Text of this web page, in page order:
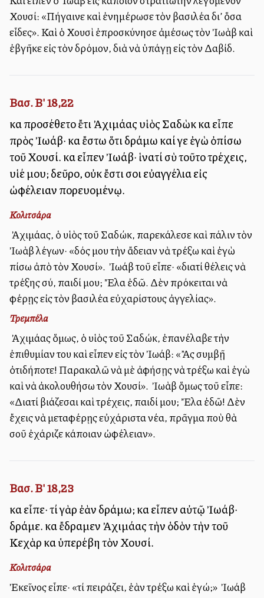
Χουσί: «Πήγαινε καὶ ἐνημέρωσε τὸν βασιλέα δι’ ὅσα
εἶδες». Καὶ ὁ Χουσὶ ἐπροσκύνησε ἀμέσως τὸν Ἰωὰβ καὶ
ἐβγῆκε εἰς τὸν δρόμον, διὰ νὰ ὑπάγῃ εἰς τὸν Δαβίδ.
Βασ. Β' 18,22
καὶ προσέθετο ἔτι Ἀχιμάας υἱὸς Σαδὼκ καὶ εἶπε
πρὸς Ἰωάβ· καὶ ἔστω ὅτι δράμω καί γε ἐγὼ ὀπίσω
τοῦ Χουσί. καὶ εἶπεν Ἰωάβ· ἱνατί σὺ τοῦτο τρέχεις,
υἱέ μου; δεῦρο, οὐκ ἔστι σοι εὐαγγέλια εἰς
ὠφέλειαν πορευομένῳ.
Κολιτσάρα
Ὁ Ἀχιμάας, ὁ υἱὸς τοῦ Σαδώκ, παρεκάλεσε καὶ πάλιν τὸν
Ἰωὰβ λέγων· «δός μου τὴν ἄδειαν νὰ τρέξω καὶ ἐγὼ
πίσω ἀπὸ τὸν Χουσί». Ὁ Ἰωάβ τοῦ εἶπε· «διατί θέλεις νὰ
τρέξης σύ, παιδί μου; Ἔλα ἐδῶ. Δὲν πρόκειται νὰ
φέρῃς εἰς τὸν βασιλέα εὐχαρίστους ἀγγελίας».
Τρεμπέλα
Ὁ Ἀχιμάας ὅμως, ὁ υἱὸς τοῦ Σαδώκ, ἐπανέλαβε τὴν
ἐπιθυμίαν του καὶ εἶπεν εἰς τὸν Ἰωάβ: «Ἂς συμβῇ
ὀτιδήποτε! Παρακαλῶ νὰ μὲ ἀφήσῃς νὰ τρέξω καὶ ἐγὼ
καὶ νὰ ἀκολουθήσω τὸν Χουσί». Ὁ Ἰωὰβ ὅμως τοῦ εἶπε:
«Διατί βιάζεσαι καὶ τρέχεις, παιδί μου; Ἔλα ἐδῶ! Δὲν
ἔχεις νὰ μεταφέρῃς εὐχάριστα νέα, πρᾶγμα ποὺ θὰ
σοῦ ἐχάριζε κάποιαν ὠφέλειαν».
Βασ. Β' 18,23
καὶ εἶπε· τί γὰρ ἐὰν δράμω; καὶ εἶπεν αὐτῷ Ἰωάβ·
δράμε. καὶ ἔδραμεν Ἀχιμάας τὴν ὁδὸν τὴν τοῦ
Κεχὰρ καὶ ὑπερέβη τὸν Χουσί.
Κολιτσάρα
Ἐκεῖνος εἶπε· «τί πειράζει, ἐὰν τρέξω καὶ ἐγώ;» Ὁ Ἰωάβ